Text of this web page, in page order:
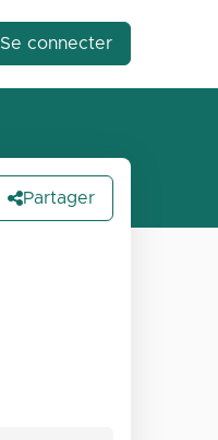
Se connecter
Partager